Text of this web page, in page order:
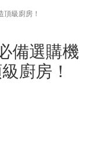
級廚房！
備選購機
廚房！